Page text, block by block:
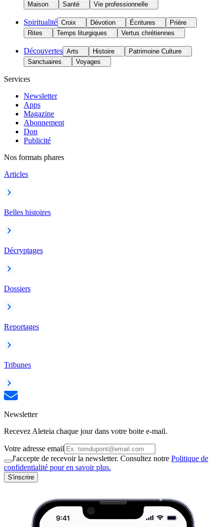
Maison
Santé Vie professionnelle
Spiritualité Croix Dévotion Écritures
Prière
Rites
Temps liturgiques Vertus chrétiennes
Découvertes Arts Histoire
Patrimoine Culture
Sanctuaires
Voyages
Services
Newsletter
Apps
Magazine
Abonnement
Don
Publicité
Nos formats phares
Articles
Belles histoires
Décryptages
Dossiers
Reportages
Tribunes
Newsletter
Recevez Aleteia chaque jour dans votre boite e-mail.
Votre adresse email
J'accepte de recevoir la newsletter. Consultez notre Politique de
confidentialité pour en savoir plus.
S'inscrire